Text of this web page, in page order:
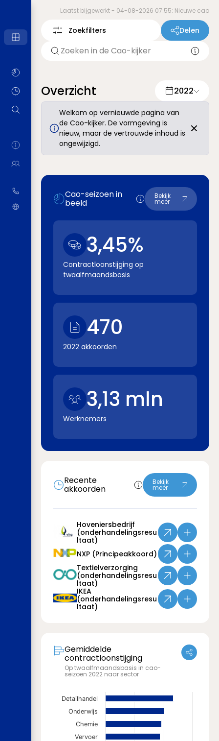
Laatst bijgewerkt - 04-08-2026 07:55: Nieuwe cao
Zoekfilters Delen
Overzicht 2022
Welkom op vernieuwde pagina van
de Cao-kijker. De vormgeving is
nieuw, maar de vertrouwde inhoud is
ongewijzigd.
Cao-seizoen in
beeld
Bekijk
meer
3,45%
Contractloonstijging op
twaalfmaandsbasis
470
2022 akkoorden
3,13 mln
Werknemers
Recente
akkoorden
Bekijk
meer
Hoveniersbedrijf
(onderhandelingsresu
ltaat)
NXP (Principeakkoord)
Textielverzorging
(onderhandelingsresu
ltaat)
IKEA
(onderhandelingsresu
ltaat)
Gemiddelde
contractloonstijging
Op twaalfmaandsbasis in cao-
seizoen 2022 naar sector
Detailhandel
Onderwijs
Chemie
Vervoer